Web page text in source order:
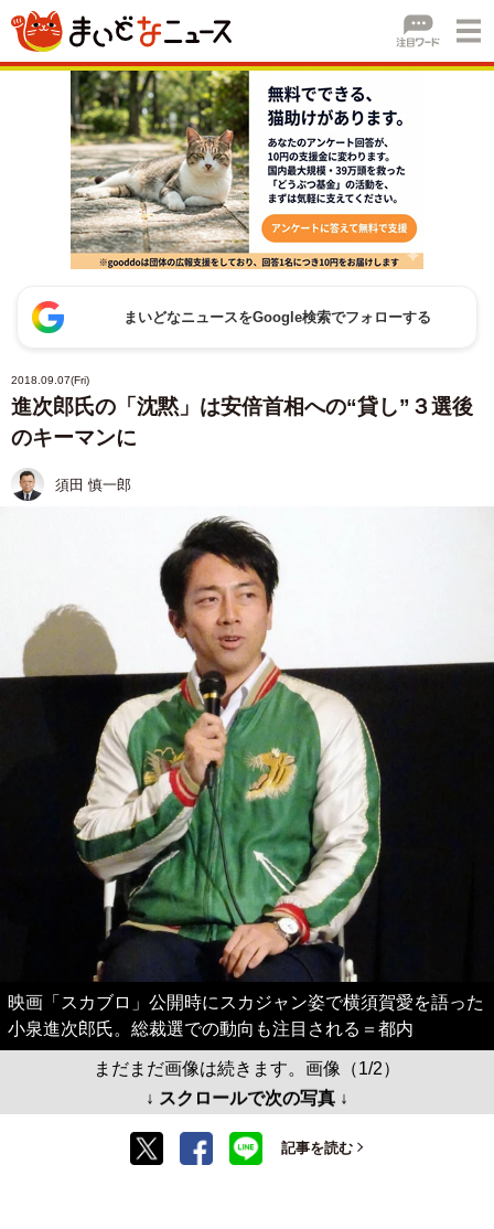
まいどなニュースをGoogle検索でフォローする
2018.09.07(Fri)
進次郎氏の「沈黙」は安倍首相への“貸し”３選後
のキーマンに
須田 慎一郎
映画「スカブロ」公開時にスカジャン姿で横須賀愛を語った
小泉進次郎氏。総裁選での動向も注目される＝都内
まだまだ画像は続きます。画像（1/2）
↓ スクロールで次の写真 ↓
記事を読む